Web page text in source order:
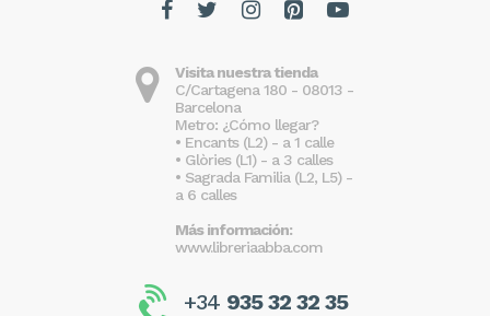
Visita nuestra tienda
C/Cartagena 180 - 08013 -
Barcelona
Metro: ¿Cómo llegar?
• Encants (L2) - a 1 calle
• Glòries (L1) - a 3 calles
• Sagrada Familia (L2, L5) -
a 6 calles
Más información:
www.libreriaabba.com
+34 935 32 32 35